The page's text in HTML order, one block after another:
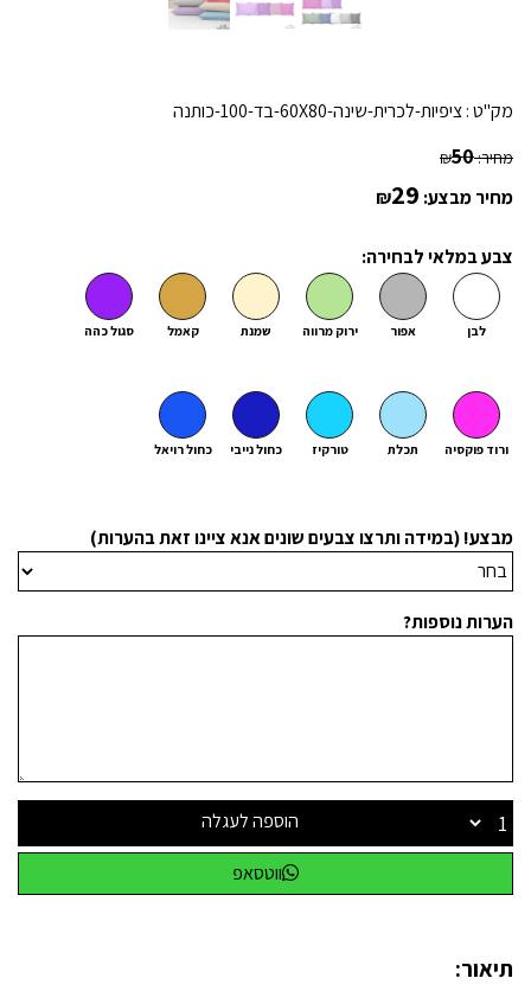
מק"ט :ציפיות-לכרית-שינה-60X80-בד-100-כותנה
מחיר: ₪50
מחיר מבצע: ₪29
צבע במלאי לבחירה:
לבן אפור ירוק מרווה שמנת קאמל סגול כהה
ורוד פוקסיה תכלת טורקיז כחול נייבי כחול רויאל
מבצע! (במידה ותרצו צבעים שונים אנא ציינו זאת בהערות)
הערות נוספות?
הוספה לעגלה
ווטסאפ
תיאור: